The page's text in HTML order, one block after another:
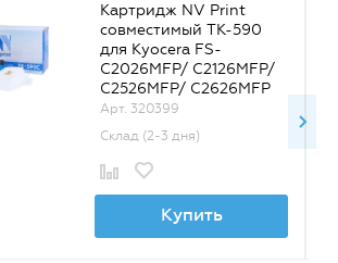
Картридж NV Print
совместимый TK-590
для Kyocera FS-
C2026MFP/ C2126MFP/
C2526MFP/ C2626MFP
(черный) {32347}
Арт. 320399
Склад (2-3 дня)
Купить